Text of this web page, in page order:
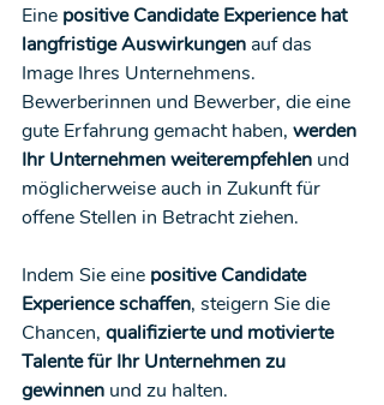
Eine positive Candidate Experience hat
langfristige Auswirkungen auf das
Image Ihres Unternehmens.
Bewerberinnen und Bewerber, die eine
gute Erfahrung gemacht haben, werden
Ihr Unternehmen weiterempfehlen und
möglicherweise auch in Zukunft für
offene Stellen in Betracht ziehen.
Indem Sie eine positive Candidate
Experience schaffen, steigern Sie die
Chancen, qualifizierte und motivierte
Talente für Ihr Unternehmen zu
gewinnen und zu halten.